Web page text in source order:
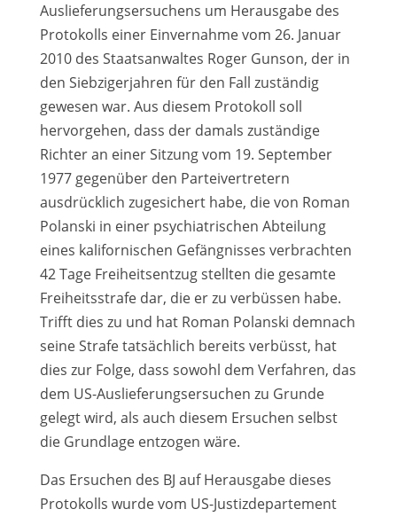
Auslieferungsersuchens um Herausgabe des
Protokolls einer Einvernahme vom 26. Januar
2010 des Staatsanwaltes Roger Gunson, der in
den Siebzigerjahren für den Fall zuständig
gewesen war. Aus diesem Protokoll soll
hervorgehen, dass der damals zuständige
Richter an einer Sitzung vom 19. September
1977 gegenüber den Parteivertretern
ausdrücklich zugesichert habe, die von Roman
Polanski in einer psychiatrischen Abteilung
eines kalifornischen Gefängnisses verbrachten
42 Tage Freiheitsentzug stellten die gesamte
Freiheitsstrafe dar, die er zu verbüssen habe.
Trifft dies zu und hat Roman Polanski demnach
seine Strafe tatsächlich bereits verbüsst, hat
dies zur Folge, dass sowohl dem Verfahren, das
dem US-Auslieferungsersuchen zu Grunde
gelegt wird, als auch diesem Ersuchen selbst
die Grundlage entzogen wäre.
Das Ersuchen des BJ auf Herausgabe dieses
Protokolls wurde vom US-Justizdepartement